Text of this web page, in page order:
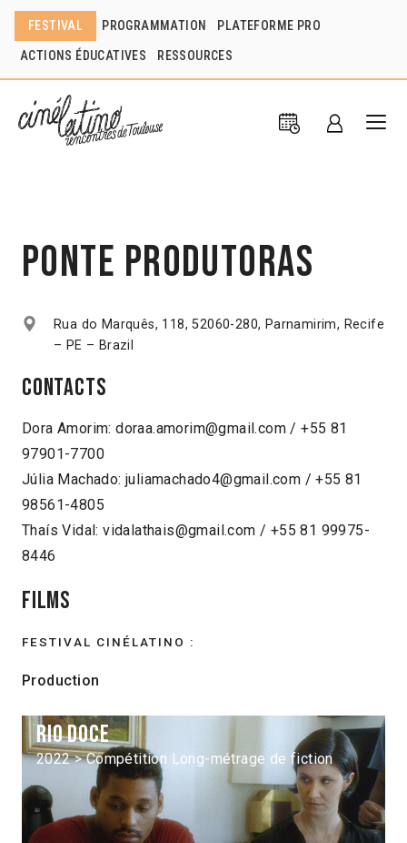
FESTIVAL PROGRAMMATION PLATEFORME PRO
ACTIONS ÉDUCATIVES RESSOURCES
Ponte Produtoras
Rua do Marquês, 118, 52060-280, Parnamirim, Recife
– PE – Brazil
Contacts
Dora Amorim: doraa.amorim@gmail.com / +55 81
97901-7700
Júlia Machado: juliamachado4@gmail.com / +55 81
98561-4805
Thaís Vidal: vidalathais@gmail.com / +55 81 99975-
8446
Films
FESTIVAL CINÉLATINO :
Production
Rio doce
2022 > Compétition Long-métrage de fiction